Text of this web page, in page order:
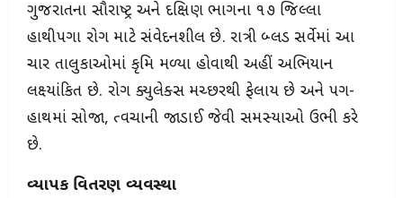
ગુજરાતના સૌરાષ્ટ્ર અને દક્ષિણ ભાગના ૧૭ જિલ્લા
હાથીપગા રોગ માટે સંવેદનશીલ છે. રાત્રી બ્લડ સર્વેમાં આ
ચાર તાલુકાઓમાં કૃમિ મળ્યા હોવાથી અહીં અભિયાન
લક્ષ્યાંકિત છે. રોગ ક્યુલેક્સ મચ્છરથી ફેલાય છે અને પગ-
હાથમાં સોજા, ત્વચાની જાડાઈ જેવી સમસ્યાઓ ઉભી કરે
છે.
વ્યાપક વિતરણ વ્યવસ્થા